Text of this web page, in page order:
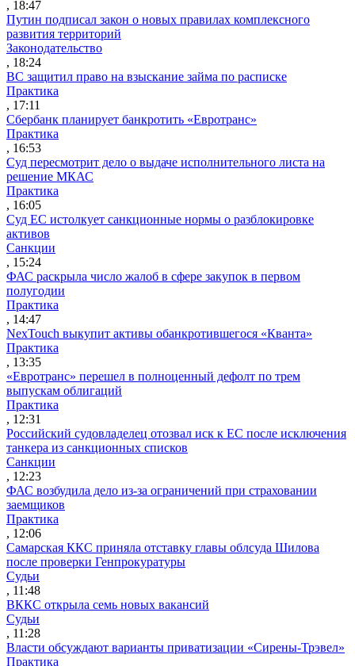
, 18:47
Путин подписал закон о новых правилах комплексного
развития территорий
Законодательство
, 18:24
ВС защитил право на взыскание займа по расписке
Практика
, 17:11
Сбербанк планирует банкротить «Евротранс»
Практика
, 16:53
Суд пересмотрит дело о выдаче исполнительного листа на
решение МКАС
Практика
, 16:05
Суд ЕС истолкует санкционные нормы о разблокировке
активов
Санкции
, 15:24
ФАС раскрыла число жалоб в сфере закупок в первом
полугодии
Практика
, 14:47
NexTouch выкупит активы обанкротившегося «Кванта»
Практика
, 13:35
«Евротранс» перешел в полноценный дефолт по трем
выпускам облигаций
Практика
, 12:31
Российский судовладелец отозвал иск к ЕС после исключения
танкера из санкционных списков
Санкции
, 12:23
ФАС возбудила дело из-за ограничений при страховании
заемщиков
Практика
, 12:06
Самарская ККС приняла отставку главы облсуда Шилова
после проверки Генпрокуратуры
Судьи
, 11:48
ВККС открыла семь новых вакансий
Судьи
, 11:28
Власти обсуждают варианты приватизации «Сирены-Трэвел»
Практика